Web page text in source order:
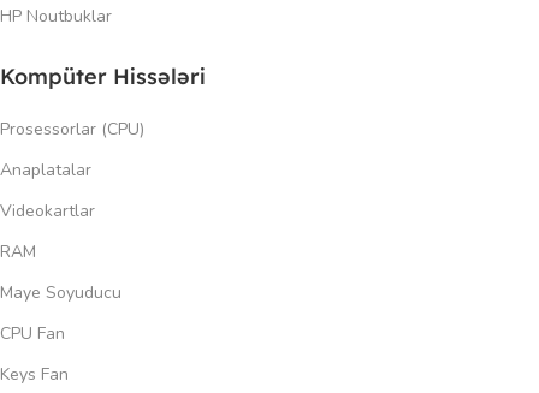
HP Noutbuklar
Kompüter Hissələri
Prosessorlar (CPU)
Anaplatalar
Videokartlar
RAM
Maye Soyuducu
CPU Fan
Keys Fan